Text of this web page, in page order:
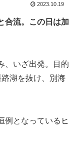
2023.10.19
合流。この日は加
、いざ出発。目的
湖を抜け、別海
例となっているヒ